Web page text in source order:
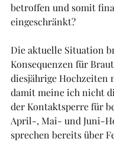
betroffen und somit
eingeschränkt?
Die aktuelle Situation
Konsequenzen für
diesjährige Hochzeiten
damit meine ich nicht
der Kontaktsperre für
April-, Mai- und Juni-
sprechen bereits über